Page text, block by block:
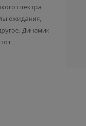
спектра
ожидания,
Динамик